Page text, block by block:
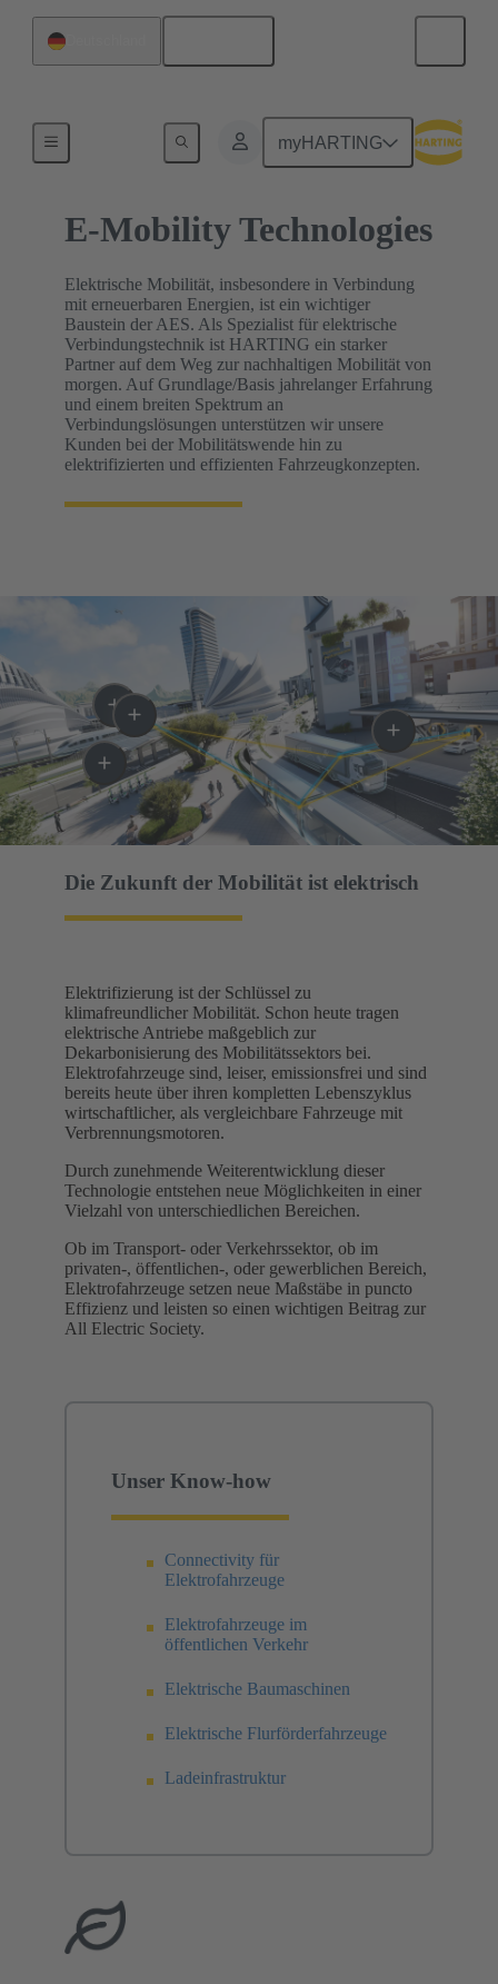
myHARTING
E-Mobility Technologies
Elektrische Mobilität, insbesondere in Verbindung
mit erneuerbaren Energien, ist ein wichtiger
Baustein der AES. Als Spezialist für elektrische
Verbindungstechnik ist HARTING ein starker
Partner auf dem Weg zur nachhaltigen Mobilität von
morgen. Auf Grundlage/Basis jahrelanger Erfahrung
und einem breiten Spektrum an
Verbindungslösungen unterstützen wir unsere
Kunden bei der Mobilitätswende hin zu
elektrifizierten und effizienten Fahrzeugkonzepten.
Die Zukunft der Mobilität ist elektrisch​
Elektrifizierung ist der Schlüssel zu
klimafreundlicher Mobilität. Schon heute tragen
elektrische Antriebe maßgeblich zur
Dekarbonisierung des Mobilitätssektors bei.
Elektrofahrzeuge sind, leiser, emissionsfrei und sind
bereits heute über ihren kompletten Lebenszyklus
wirtschaftlicher, als vergleichbare Fahrzeuge mit
Verbrennungsmotoren.​
Durch zunehmende Weiterentwicklung dieser
Technologie entstehen neue Möglichkeiten in einer
Vielzahl von unterschiedlichen Bereichen.​
Ob im Transport- oder Verkehrssektor, ob im
privaten-, öffentlichen-, oder gewerblichen Bereich,
Elektrofahrzeuge setzen neue Maßstäbe in puncto
Effizienz und leisten so einen wichtigen Beitrag zur
All Electric Society. ​
Unser Know-how
Connectivity für
Elektrofahrzeuge
Elektrofahrzeuge im
öffentlichen Verkehr
Elektrische Baumaschinen
Elektrische Flurförderfahrzeuge
Ladeinfrastruktur